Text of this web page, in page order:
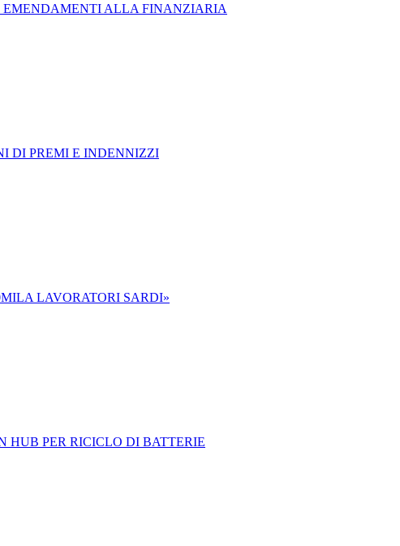
EMENDAMENTI ALLA FINANZIARIA
DI PREMI E INDENNIZZI
LAVORATORI SARDI»
HUB PER RICICLO DI BATTERIE